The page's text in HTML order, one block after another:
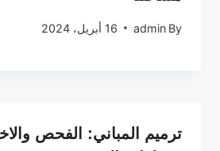
By
admin 16 أبريل، 2024
ترميم المباني: الفحص